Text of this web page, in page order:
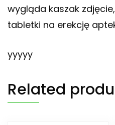
wygląda kaszak
tabletki na erekcję
yyyyy
Related